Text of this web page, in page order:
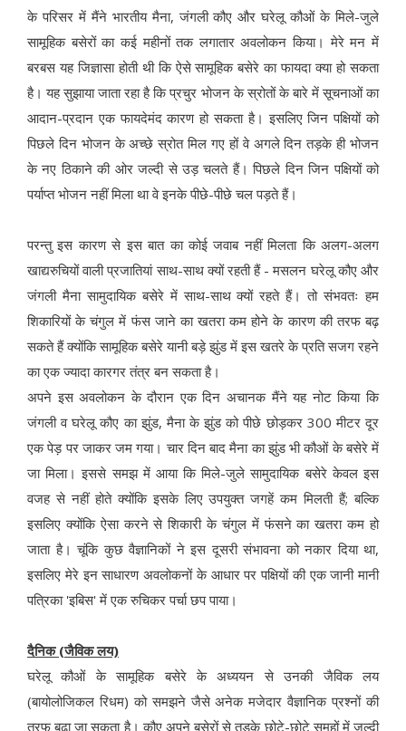
के परिसर में मैंने भारतीय मैना, जंगली कौए और घरेलू कौओं के मिले-जुले
सामूहिक बसेरों का कई महीनों तक लगातार अवलोकन किया। मेरे मन में
बरबस यह जिज्ञासा होती थी कि ऐसे सामूहिक बसेरे का फायदा क्या हो सकता
है। यह सुझाया जाता रहा है कि प्रचुर भोजन के स्रोतों के बारे में सूचनाओं का
आदान-प्रदान एक फायदेमंद कारण हो सकता है। इसलिए जिन पक्षियों को
पिछले दिन भोजन के अच्छे स्रोत मिल गए हों वे अगले दिन तड़के ही भोजन
के नए ठिकाने की ओर जल्दी से उड़ चलते हैं। पिछले दिन जिन पक्षियों को
पर्याप्त भोजन नहीं मिला था वे इनके पीछे-पीछे चल पड़ते हैं।
परन्तु इस कारण से इस बात का कोई जवाब नहीं मिलता कि अलग-अलग
खाद्यरुचियों वाली प्रजातियां साथ-साथ क्यों रहती हैं - मसलन घरेलू कौए और
जंगली मैना सामुदायिक बसेरे में साथ-साथ क्यों रहते हैं। तो संभवतः हम
शिकारियों के चंगुल में फंस जाने का खतरा कम होने के कारण की तरफ बढ़
सकते हैं क्योंकि सामूहिक बसेरे यानी बड़े झुंड में इस खतरे के प्रति सजग रहने
का एक ज्यादा कारगर तंत्र बन सकता है।
अपने इस अवलोकन के दौरान एक दिन अचानक मैंने यह नोट किया कि
जंगली व घरेलू कौए का झुंड, मैना के झुंड को पीछे छोड़कर 300 मीटर दूर
एक पेड़ पर जाकर जम गया। चार दिन बाद मैना का झुंड भी कौओं के बसेरे में
जा मिला। इससे समझ में आया कि मिले-जुले सामुदायिक बसेरे केवल इस
वजह से नहीं होते क्योंकि इसके लिए उपयुक्त जगहें कम मिलती हैं; बल्कि
इसलिए क्योंकि ऐसा करने से शिकारी के चंगुल में फंसने का खतरा कम हो
जाता है। चूंकि कुछ वैज्ञानिकों ने इस दूसरी संभावना को नकार दिया था,
इसलिए मेरे इन साधारण अवलोकनों के आधार पर पक्षियों की एक जानी मानी
पत्रिका 'इबिस' में एक रुचिकर पर्चा छप पाया।
दैनिक (जैविक लय)
घरेलू कौओं के सामूहिक बसेरे के अध्ययन से उनकी जैविक लय
(बायोलोजिकल रिधम) को समझने जैसे अनेक मजेदार वैज्ञानिक प्रश्नों की
तरफ बढ़ा जा सकता है। कौए अपने बसेरों से तड़के छोटे-छोटे समूहों में जल्दी